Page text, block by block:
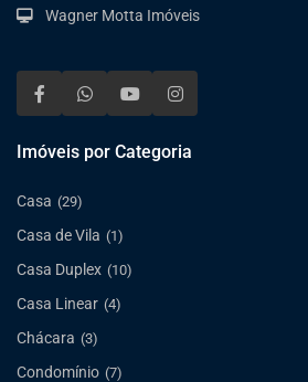
Wagner Motta Imóveis
Imóveis por Categoria
Casa (29)
Casa de Vila (1)
Casa Duplex (10)
Casa Linear (4)
Chácara (3)
Condomínio (7)